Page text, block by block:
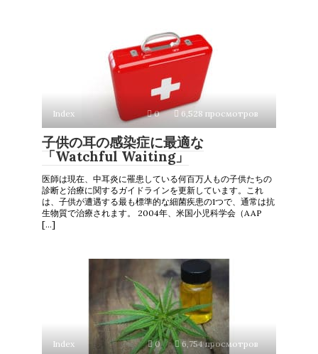
Index 0 6,528 просмотров
子供の耳の感染症に最適な
「Watchful Waiting」
医師は現在、中耳炎に罹患している何百万人もの子供たちの
診断と治療に関するガイドラインを更新しています。これ
は、子供が遭遇する最も標準的な細菌疾患の1つで、通常は抗
生物質で治療されます。 2004年、米国小児科学会（AAP
[…]
Index 0 6,754 просмотров